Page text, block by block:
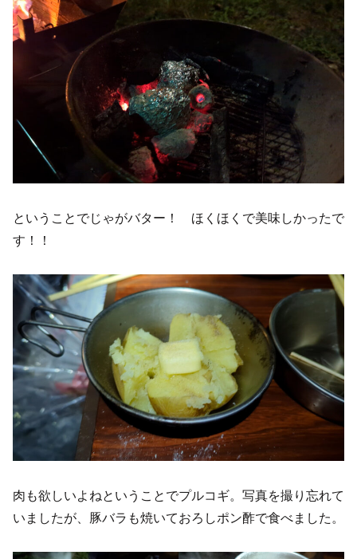
ということでじゃがバター！ ほくほくで美味しかったで
す！！
肉も欲しいよねということでプルコギ。写真を撮り忘れて
いましたが、豚バラも焼いておろしポン酢で食べました。